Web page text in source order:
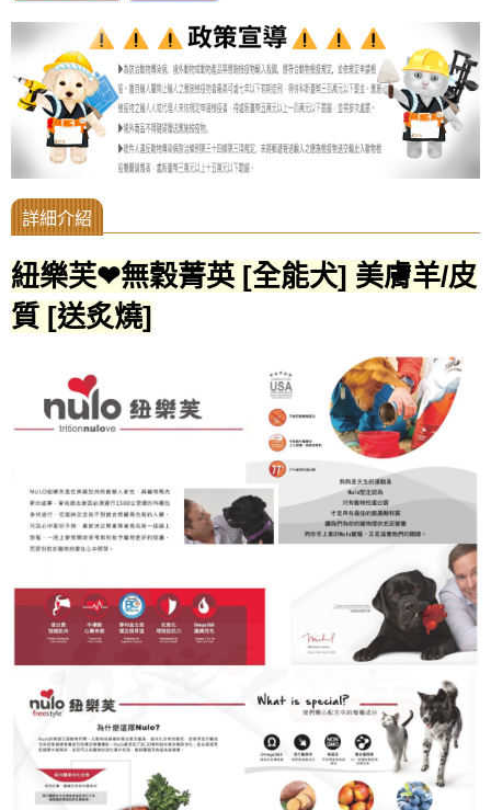
紐樂芙❤無穀菁英 [全能犬] 美膚羊/皮
質 [送炙燒]